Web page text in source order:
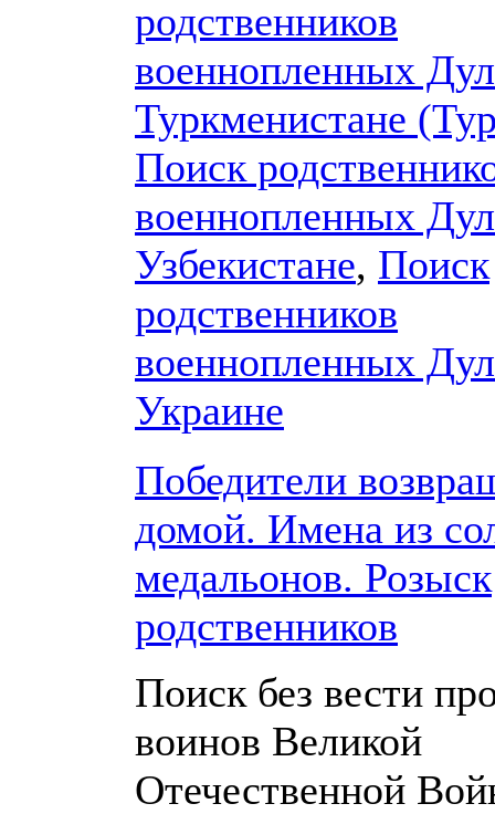
родственников
военнопленных
Туркменистане
Поиск
военнопленных
Узбекистане, Поиск
родственников
военнопленных
Украине
Победители
домой. Имена из
медальонов. Розыск
родственников
Поиск без вести
воинов Великой
Отечественной